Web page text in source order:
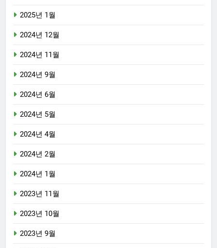
2025년 1월
2024년 12월
2024년 11월
2024년 9월
2024년 6월
2024년 5월
2024년 4월
2024년 2월
2024년 1월
2023년 11월
2023년 10월
2023년 9월